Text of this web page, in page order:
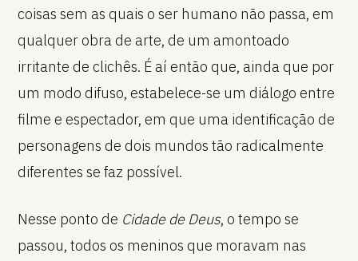
coisas sem as quais o ser humano não passa, em
qualquer obra de arte, de um amontoado
irritante de clichês. É aí então que, ainda que por
um modo difuso, estabelece-se um diálogo entre
filme e espectador, em que uma identificação de
personagens de dois mundos tão radicalmente
diferentes se faz possível.
Nesse ponto de Cidade de Deus, o tempo se
passou, todos os meninos que moravam nas